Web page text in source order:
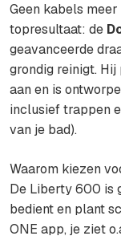
Geen kabels
topresultaat: de
geavanceerde
grondig reinigt.
aan en is
inclusief trappen
van je bad).
Waarom kiezen
De Liberty 600 is
bedient en plant
ONE app, je ziet